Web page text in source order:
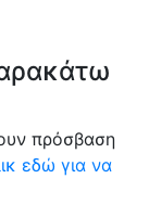
πρόσβαση
εδώ για να